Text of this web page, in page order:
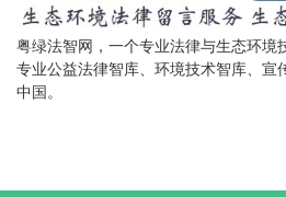
粤绿法智网，一个专业法律与生态环境
专业公益法律智库、环境技术智库、宣
中国。